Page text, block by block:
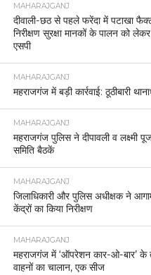
MAHARAJGANJ
दीवाली-छठ से पहले फरेंदा में पटाखा
निरीक्षण सुरक्षा मानकों के पालन को
एसपी
MAHARAJGANJ
महराजगंज में बड़ी कार्रवाई: ठूठीबारी
MAHARAJGANJ
महराजगंज पुलिस ने दीपावली व लक्ष्मी
समिति बैठकें
MAHARAJGANJ
जिलाधिकारी और पुलिस अधीक्षक ने
केंद्रों का किया निरीक्षण
MAHARAJGANJ
महराजगंज में ‘ऑपरेशन कार-ओ-बार’ के
वाहनों का चालान, एक सीज